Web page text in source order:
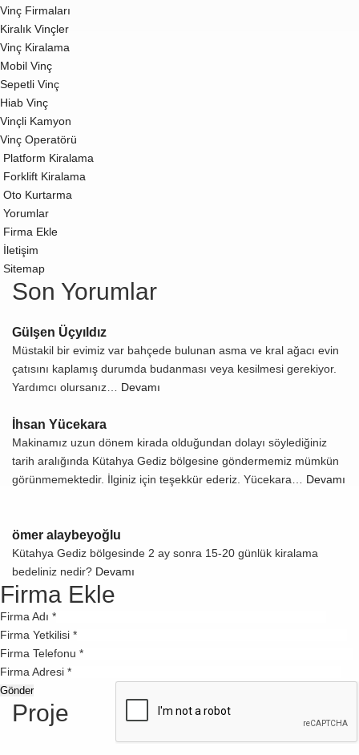
Vinç Firmaları
Kiralık Vinçler
Vinç Kiralama
Mobil Vinç
Sepetli Vinç
Hiab Vinç
Vinçli Kamyon
Vinç Operatörü
Platform Kiralama
Forklift Kiralama
Oto Kurtarma
Yorumlar
Firma Ekle
İletişim
Sitemap
Son Yorumlar
Gülşen Üçyıldız
Müstakil bir evimiz var bahçede bulunan asma ve kral ağacı evin
çatısını kaplamış durumda budanması veya kesilmesi gerekiyor.
Yardımcı olursanız… Devamı
İhsan Yücekara
Makinamız uzun dönem kirada olduğundan dolayı söylediğiniz
tarih aralığında Kütahya Gediz bölgesine göndermemiz mümkün
görünmemektedir. İlginiz için teşekkür ederiz. Yücekara… Devamı
ömer alaybeyoğlu
Kütahya Gediz bölgesinde 2 ay sonra 15-20 günlük kiralama
bedeliniz nedir? Devamı
Firma Ekle
Firma Adı *
Firma Yetkilisi *
Firma Telefonu *
Firma Adresi *
Proje